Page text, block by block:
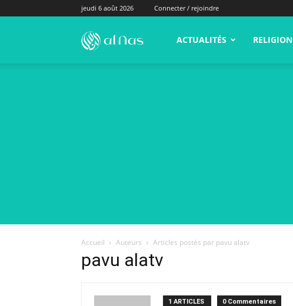
jeudi 6 août 2026 Connecter / rejoindre
alNas.fr ACTUALITÉS RELIGION
Accueil Auteurs Articles postés par pavu alatv
pavu alatv
1 ARTICLES 0 Commentaires